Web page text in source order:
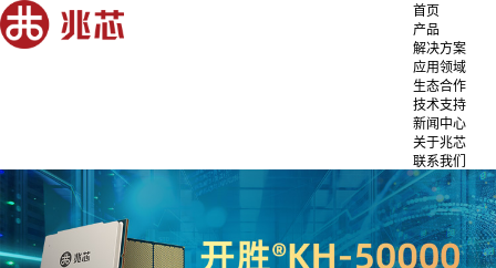
首页
产品
解决方案
应用领域
生态合作
技术支持
新闻中心
关于兆芯
联系我们